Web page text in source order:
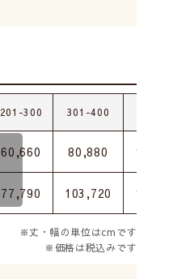
201-300 301-400
60,660 80,880
77,790 103,720
※丈・幅の単位はcmです
※価格は税込みです